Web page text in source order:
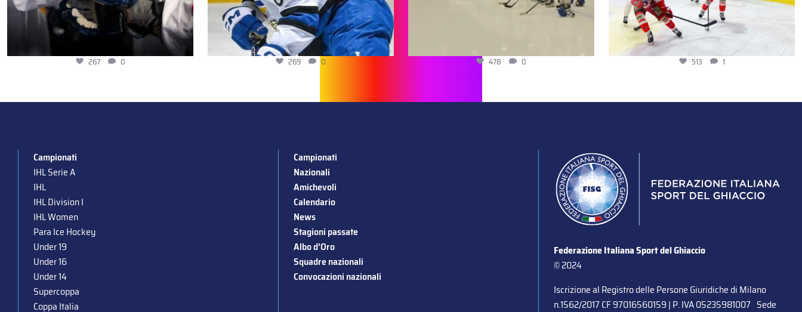
267 0 269 0 478 0 513 1
Campionati
IHL Serie A
IHL
IHL Division I
IHL Women
Para Ice Hockey
Under 19
Under 16
Under 14
Supercoppa
Coppa Italia
Campionati
Nazionali
Amichevoli
Calendario
News
Stagioni passate
Albo d’Oro
Squadre nazionali
Convocazioni nazionali
Federazione Italiana Sport del Ghiaccio
© 2024
Iscrizione al Registro delle Persone Giuridiche di Milano
n.1562/2017 CF 97016560159 | P. IVA 05235981007 Sede